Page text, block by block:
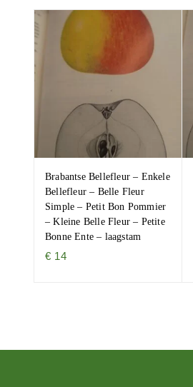
Brabantse Bellefleur – Enkele
Bellefleur – Belle Fleur
Simple – Petit Bon Pommier
– Kleine Belle Fleur – Petite
Bonne Ente – laagstam
€ 14